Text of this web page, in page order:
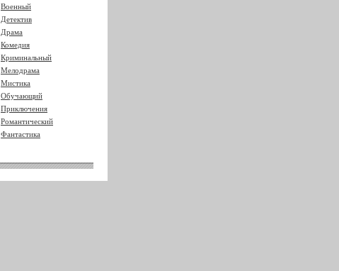
Военный
Детектив
Драма
Комедия
Криминальный
Мелодрама
Мистика
Обучающий
Приключения
Романтический
Фантастика